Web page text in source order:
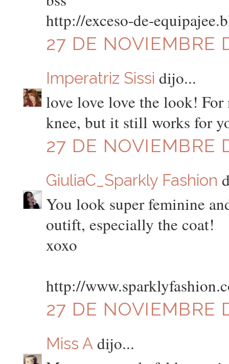
http://exceso-de-
27 DE NOVIEMBRE
Imperatriz Sissi dijo...
love love love the look!
knee, but it still works for
27 DE NOVIEMBRE
GiuliaC_Sparkly Fashion
You look super feminine
outift, especially the coat!
xoxo
http://
27 DE NOVIEMBRE
Miss Adijo...